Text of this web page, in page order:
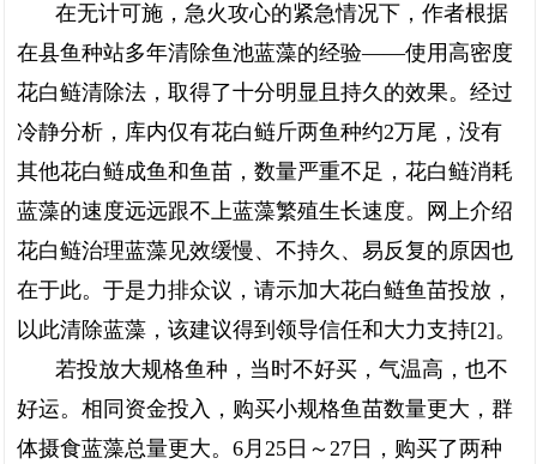
在无计可施，急火攻心的紧急情况下，作者根据
在县鱼种站多年清除鱼池蓝藻的经验——使用高密度
花白鲢清除法，取得了十分明显且持久的效果。经过
冷静分析，库内仅有花白鲢斤两鱼种约2万尾，没有
其他花白鲢成鱼和鱼苗，数量严重不足，花白鲢消耗
蓝藻的速度远远跟不上蓝藻繁殖生长速度。网上介绍
花白鲢治理蓝藻见效缓慢、不持久、易反复的原因也
在于此。于是力排众议，请示加大花白鲢鱼苗投放，
以此清除蓝藻，该建议得到领导信任和大力支持[2]。
若投放大规格鱼种，当时不好买，气温高，也不
好运。相同资金投入，购买小规格鱼苗数量更大，群
体摄食蓝藻总量更大。6月25日～27日，购买了两种